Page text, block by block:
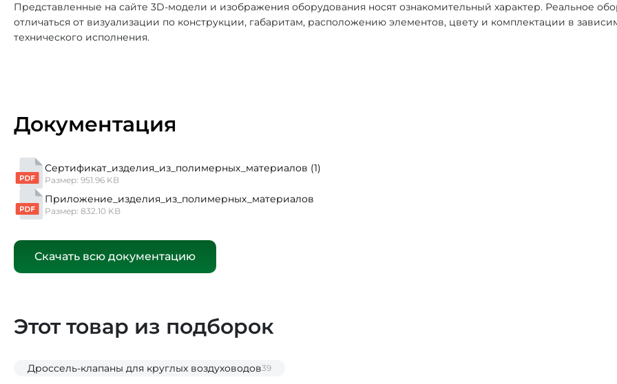
Представленные на сайте 3D-модели и изображения оборудования носят ознакомительный характер. Реальное
отличаться от визуализации по конструкции, габаритам, расположению элементов, цвету и комплектации в
технического исполнения.
Документация
Сертификат_изделия_из_полимерных_материалов (1)
Размер: 951.96 KB
Приложение_изделия_из_полимерных_материалов
Размер: 832.10 KB
Скачать всю документацию
Этот товар из подборок
Дроссель-клапаны для круглых воздуховодов39